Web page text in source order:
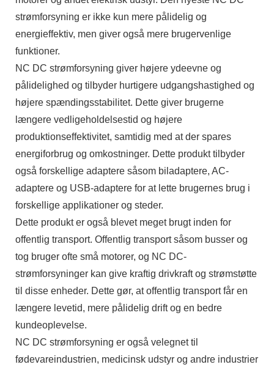
strømforsyning er ikke kun mere pålidelig og
energieffektiv, men giver også mere brugervenlige
funktioner.
NC DC strømforsyning giver højere ydeevne og
pålidelighed og tilbyder hurtigere udgangshastighed og
højere spændingsstabilitet. Dette giver brugerne
længere vedligeholdelsestid og højere
produktionseffektivitet, samtidig med at der spares
energiforbrug og omkostninger. Dette produkt tilbyder
også forskellige adaptere såsom biladaptere, AC-
adaptere og USB-adaptere for at lette brugernes brug i
forskellige applikationer og steder.
Dette produkt er også blevet meget brugt inden for
offentlig transport. Offentlig transport såsom busser og
tog bruger ofte små motorer, og NC DC-
strømforsyninger kan give kraftig drivkraft og strømstøtte
til disse enheder. Dette gør, at offentlig transport får en
længere levetid, mere pålidelig drift og en bedre
kundeoplevelse.
NC DC strømforsyning er også velegnet til
fødevareindustrien, medicinsk udstyr og andre industrier